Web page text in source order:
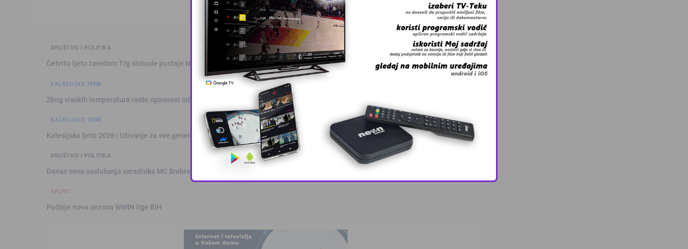
DRUŠTVO I POLITIKA
Četvrto ljeto zaredom Trg slobode postaje Naše mjesto – BingoL …
KALESIJSKE TEME
Zbog visokih temperatura raste opasnost od požara: Vatrogasci pozivaj …
KALESIJSKE TEME
Kalesijsko ljeto 2026 | Uživanje za sve generacije: Šarenko zabavio …
DRUŠTVO I POLITIKA
Danas nova saslušanja saradnika MC Srebrenica
SPORT
Počinje nova sezona WWIN lige BiH